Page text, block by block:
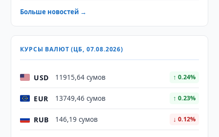
Больше новостей →
КУРСЫ ВАЛЮТ (ЦБ, 07.08.2026)
USD 11915,64 сумов ↑ 0.24%
EUR 13749,46 сумов ↑ 0.23%
RUB 146,19 сумов ↓ 0.12%